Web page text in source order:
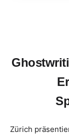
Zürich